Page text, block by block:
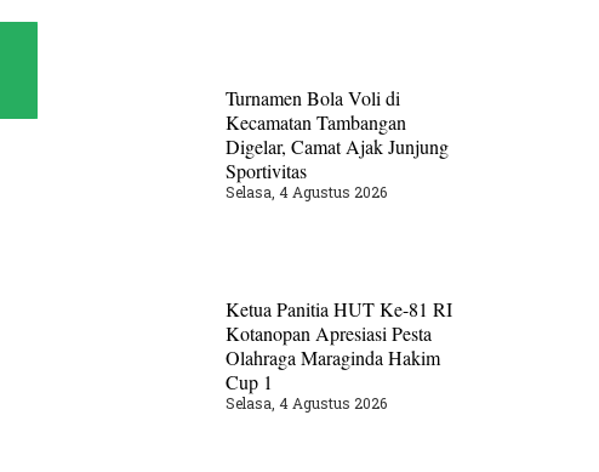
Turnamen Bola Voli di
Kecamatan Tambangan
Digelar, Camat Ajak Junjung
Sportivitas
Selasa, 4 Agustus 2026
Ketua Panitia HUT Ke-81 RI
Kotanopan Apresiasi Pesta
Olahraga Maraginda Hakim
Cup 1
Selasa, 4 Agustus 2026